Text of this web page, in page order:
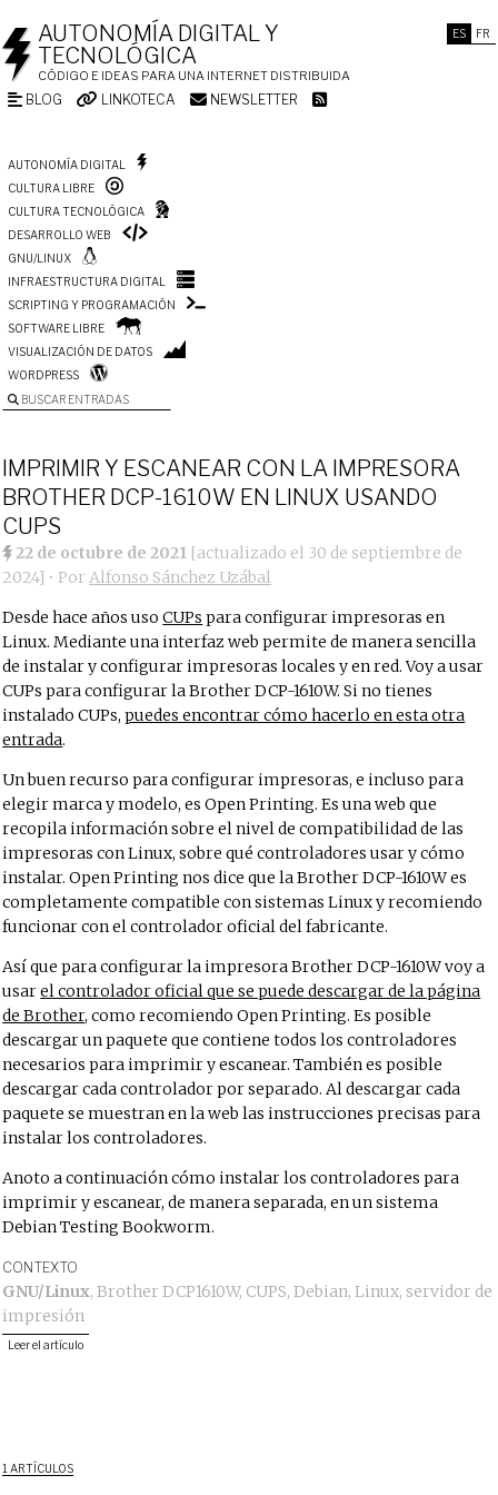
ES FR
AUTONOMÍA DIGITAL Y
TECNOLÓGICA
CÓDIGO E IDEAS PARA UNA INTERNET DISTRIBUIDA
BLOG LINKOTECA NEWSLETTER
AUTONOMÍA DIGITAL
CULTURA LIBRE
CULTURA TECNOLÓGICA
DESARROLLO WEB
GNU/LINUX
INFRAESTRUCTURA DIGITAL
SCRIPTING Y PROGRAMACIÓN
SOFTWARE LIBRE
VISUALIZACIÓN DE DATOS
WORDPRESS
BUSCAR ENTRADAS
IMPRIMIR Y ESCANEAR CON LA IMPRESORA
BROTHER DCP-1610W EN LINUX USANDO
CUPS
22 de octubre de 2021 [actualizado el 30 de septiembre de
2024] • PorAlfonso Sánchez Uzábal
Desde hace años usoCUPs para configurar impresoras en
Linux. Mediante una interfaz web permite de manera sencilla
de instalar y configurar impresoras locales y en red. Voy a usar
CUPs para configurar la Brother DCP-1610W. Si no tienes
instalado CUPs,puedes encontrar cómo hacerlo en esta otra
entrada.
Un buen recurso para configurar impresoras, e incluso para
elegir marca y modelo, es Open Printing. Es una web que
recopila información sobre el nivel de compatibilidad de las
impresoras con Linux, sobre qué controladores usar y cómo
instalar. Open Printing nos dice que la Brother DCP-1610W es
completamente compatible con sistemas Linux y recomiendo
funcionar con el controlador oficial del fabricante.
Así que para configurar la impresora Brother DCP-1610W voy a
usarel controlador oficial que se puede descargar de la página
de Brother, como recomiendo Open Printing. Es posible
descargar un paquete que contiene todos los controladores
necesarios para imprimir y escanear. También es posible
descargar cada controlador por separado. Al descargar cada
paquete se muestran en la web las instrucciones precisas para
instalar los controladores.
Anoto a continuación cómo instalar los controladores para
imprimir y escanear, de manera separada, en un sistema
Debian Testing Bookworm.
CONTEXTO
GNU/Linux,Brother DCP1610W, CUPS,Debian, Linux, servidor de
impresión
Leer el artículo
1 ARTÍCULOS